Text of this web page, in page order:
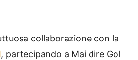
collaborazione con la
, partecipando a Mai dire Gol